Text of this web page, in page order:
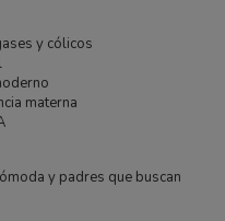
y cólicos
materna
y padres que buscan